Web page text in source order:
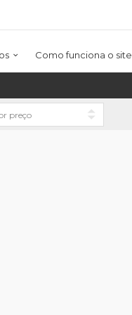
Como funciona o site